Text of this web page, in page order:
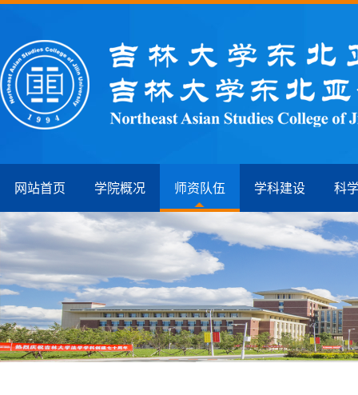
网站首页 学院概况 师资队伍 学科建设 科